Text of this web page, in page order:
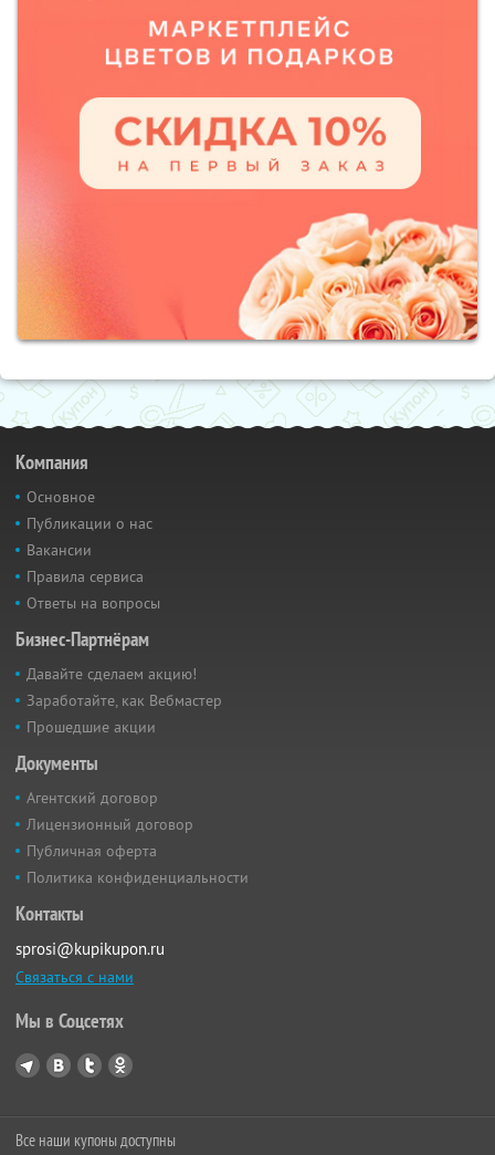
Компания
Основное
Публикации о нас
Вакансии
Правила сервиса
Ответы на вопросы
Бизнес-Партнёрам
Давайте сделаем акцию!
Заработайте, как Вебмастер
Прошедшие акции
Документы
Агентский договор
Лицензионный договор
Публичная оферта
Политика конфиденциальности
Контакты
sprosi@kupikupon.ru
Связаться с нами
Мы в Соцсетях
Все наши купоны доступны